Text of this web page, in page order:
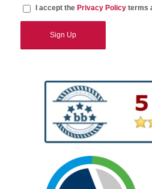
I accept the Privacy Policyterms